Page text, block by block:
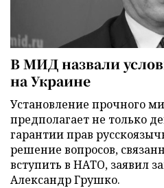
В МИД назвали
на Украине
Установление прочного
предполагает не только
гарантии прав
решение вопросов,
вступить в НАТО, заявил
Александр Грушко.